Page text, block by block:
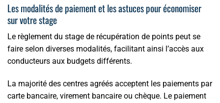
Les modalités de paiement et les astuces pour économiser
sur votre stage
Le règlement du stage de récupération de points peut se
faire selon diverses modalités, facilitant ainsi l’accès aux
conducteurs aux budgets différents.
La majorité des centres agréés acceptent les paiements par
carte bancaire, virement bancaire ou chèque. Le paiement